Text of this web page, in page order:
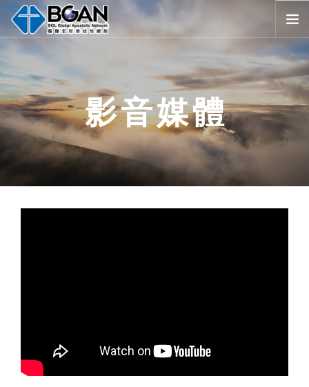
全球堂會
消息公告
影音媒體
代禱事項
資源共享
影音媒體